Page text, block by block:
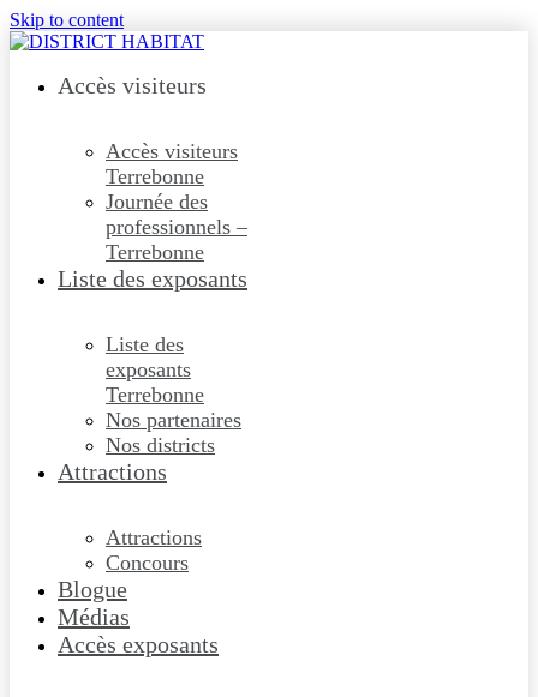
Skip to content
Accès visiteurs
Accès visiteurs
Terrebonne
Journée des
professionnels –
Terrebonne
Liste des exposants
Liste des
exposants
Terrebonne
Nos partenaires
Nos districts
Attractions
Attractions
Concours
Blogue
Médias
Accès exposants